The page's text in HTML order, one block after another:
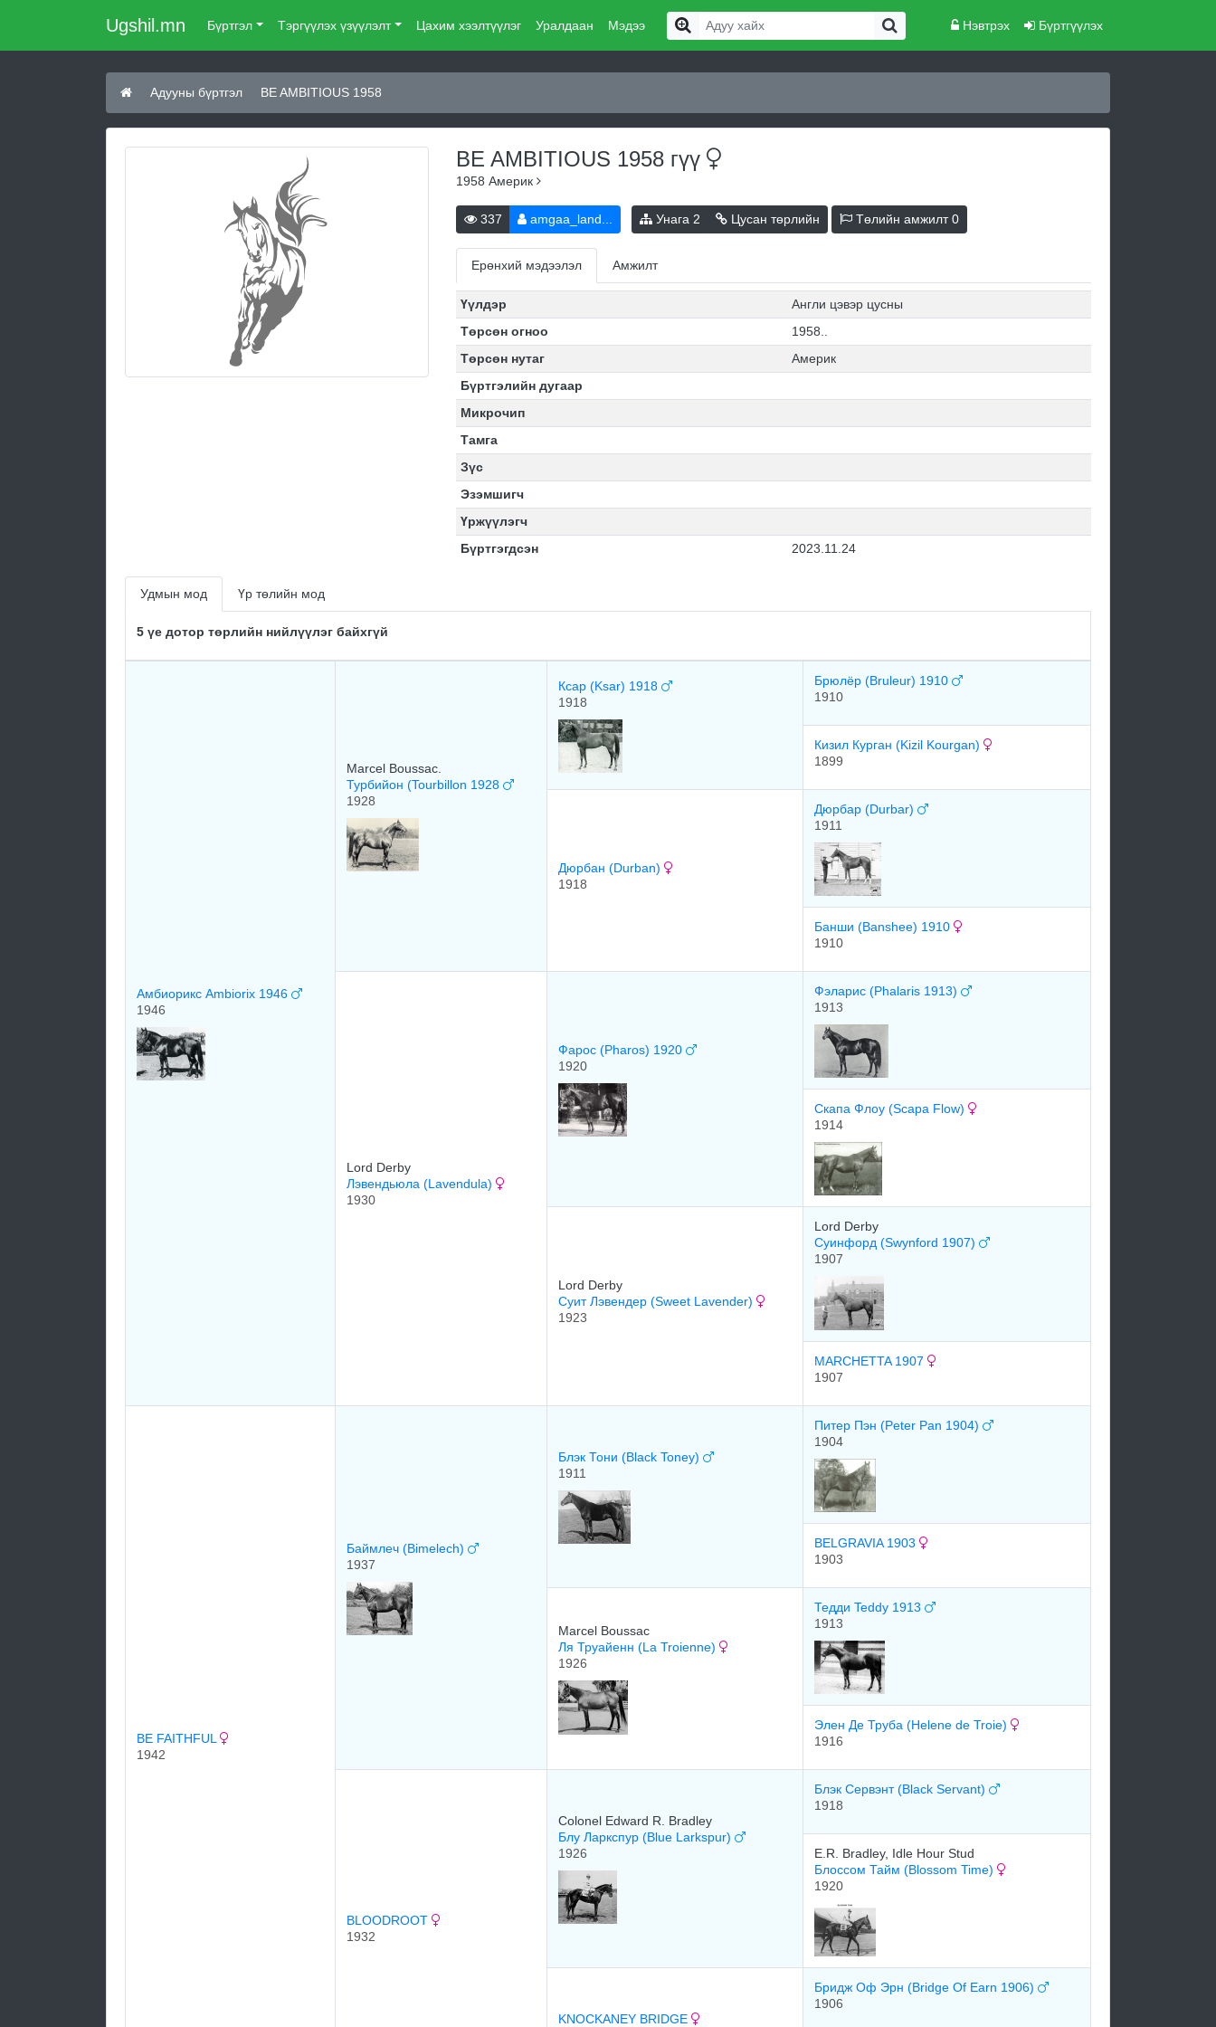
Ugshil.mn Бүртгэл Тэргүүлэх үзүүлэлт Цахим хээлтүүлэг Уралдаан Мэдээ Нэвтрэх Бүртгүүлэх
Адууны бүртгэл BE AMBITIOUS 1958
BE AMBITIOUS 1958 гүү
1958 Америк
337 amgaa_land... Унага 2 Цусан төрлийн Төлийн амжилт0
Ерөнхий мэдээлэл Амжилт
Үүлдэр
Англи цэвэр цусны
Төрсөн огноо
1958..
Төрсөн нутаг
Америк
Бүртгэлийн дугаар
Микрочип
Тамга
Зүс
Эзэмшигч
Үржүүлэгч
Бүртгэгдсэн
2023.11.24
Удмын мод Үр төлийн мод
5 үе дотор төрлийн нийлүүлэг байхгүй
Амбиорикс Ambiorix 1946
1946
Marcel Boussac.
Турбийон (Tourbillon 1928
1928
Ксар (Ksar) 1918
1918
Брюлёр (Bruleur) 1910
1910
Кизил Курган (Kizil Kourgan)
1899
Дюрбан (Durban)
1918
Дюрбар (Durbar)
1911
Банши (Banshee) 1910
1910
Lord Derby
Лэвендьюла (Lavendula)
1930
Фарос (Pharos) 1920
1920
Фэларис (Phalaris 1913)
1913
Cкaпa Флоу (Scapa Flow)
1914
Lord Derby
Суит Лэвендер (Sweet Lavender)
1923
Lord Derby
Суинфорд (Swynford 1907)
1907
MARCHETTA 1907
1907
BE FAITHFUL
1942
Баймлеч (Bimelech)
1937
Блэк Тони (Black Toney)
1911
Питер Пэн (Peter Pan 1904)
1904
BELGRAVIA 1903
1903
Marcel Boussac
Ля Труайенн (La Troienne)
1926
Тедди Teddy 1913
1913
Элен Де Труба (Helene de Troie)
1916
BLOODROOT
1932
Colonel Edward R. Bradley
Блу Ларкспур (Blue Larkspur)
1926
Блэк Сервэнт (Black Servant)
1918
E.R. Bradley, Idle Hour Stud
Блоссом Тайм (Blossom Time)
1920
KNOCKANEY BRIDGE
Бридж Оф Эрн (Bridge Of Earn 1906)
1906